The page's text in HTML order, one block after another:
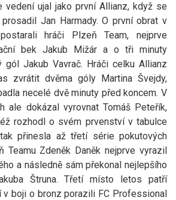
vedení ujal jako první Allianz, když se
Jan Harmady. O první obrat v
hráči Plzeň Team, nejprve
bek Jakub Mižár a o tři minuty
gól Jakub Vavrač. Hráči celku Allianz
zvrátit dvěma góly Martina Švejdy,
necelé dvě minuty před koncem. V
ale dokázal vyrovnat Tomáš Peteřík,
rozhodl o svém prvenství v tabulce
přinesla až třetí série pokutových
Teamu Zdeněk Daněk nejprve vyrazil
a následně sám překonal nejlepšího
Štruna. Třetí místo letos patří
v boji o bronz porazili FC Professional